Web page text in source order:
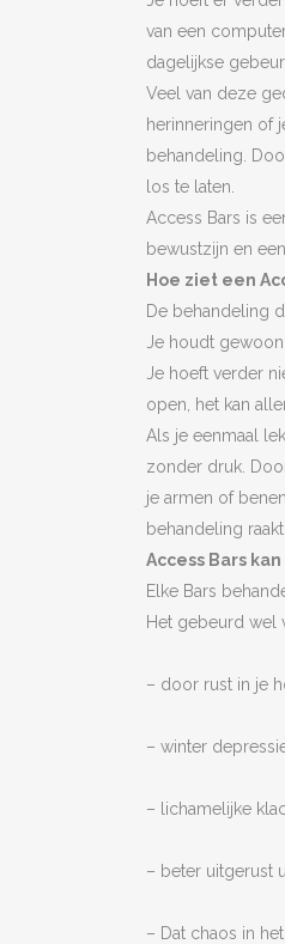
van een
dagelijkse
Veel van deze
herinneringen of
behandeling.
los te laten.
Access Bars is
bewustzijn en
Hoe ziet een
De behandeling
Je houdt
Je hoeft verder
open, het kan
Als je eenmaal
zonder druk.
je armen of
behandeling
Access Bars
Elke Bars
Het gebeurd wel
– door rust in je
– winter
– lichamelijke
– beter uitgerust
– Dat chaos in